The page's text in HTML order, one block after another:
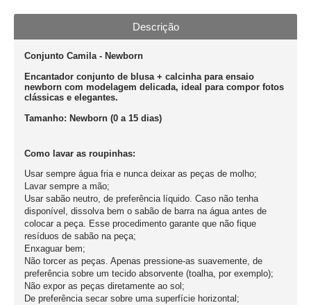
Descrição
Conjunto Camila - Newborn
Encantador conjunto de blusa + calcinha para ensaio
newborn com modelagem delicada, ideal para compor fotos
clássicas e elegantes.
Tamanho: Newborn (0 a 15 dias)
Como lavar as roupinhas:
Usar sempre água fria e nunca deixar as peças de molho;
Lavar sempre a mão;
Usar sabão neutro, de preferência líquido. Caso não tenha
disponível, dissolva bem o sabão de barra na água antes de
colocar a peça. Esse procedimento garante que não fique
resíduos de sabão na peça;
Enxaguar bem;
Não torcer as peças. Apenas pressione-as suavemente, de
preferência sobre um tecido absorvente (toalha, por exemplo);
Não expor as peças diretamente ao sol;
De preferência secar sobre uma superfície horizontal;